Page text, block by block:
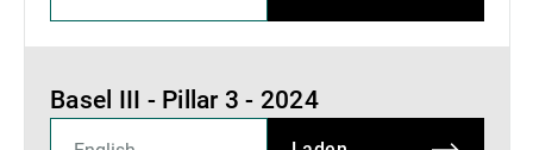
Basel III - Pillar 3 - 2024